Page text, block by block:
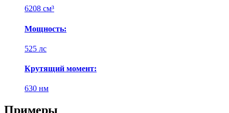
6208 см³
Мощность:
525 лс
Крутящий момент:
630 нм
Примеры